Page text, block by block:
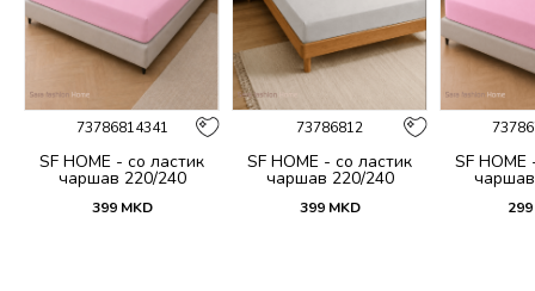
73786814341
SF HOME - со ластик
чаршав 220/240
399 MKD
73786812
SF HOME - со ластик
чаршав 220/240
399 MKD
SF HOME
299